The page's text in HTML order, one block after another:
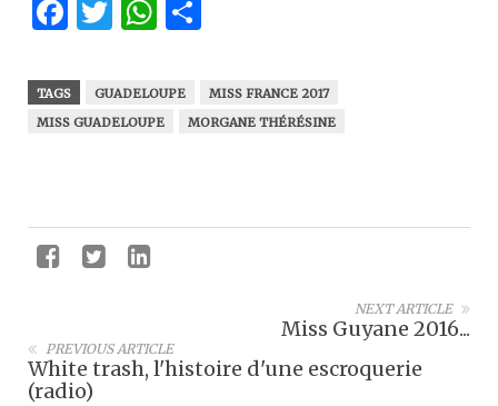
Facebook
Twitter
WhatsApp
TAGS GUADELOUPE
MISS FRANCE 2017
MISS GUADELOUPE
MORGANE THÉRÉSINE
NEXT ARTICLE
Miss Guyane 2016...
PREVIOUS ARTICLE
White trash, l'histoire d'une escroquerie
(radio)